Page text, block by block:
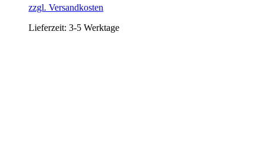
zzgl. Versandkosten
Lieferzeit: 3-5 Werktage